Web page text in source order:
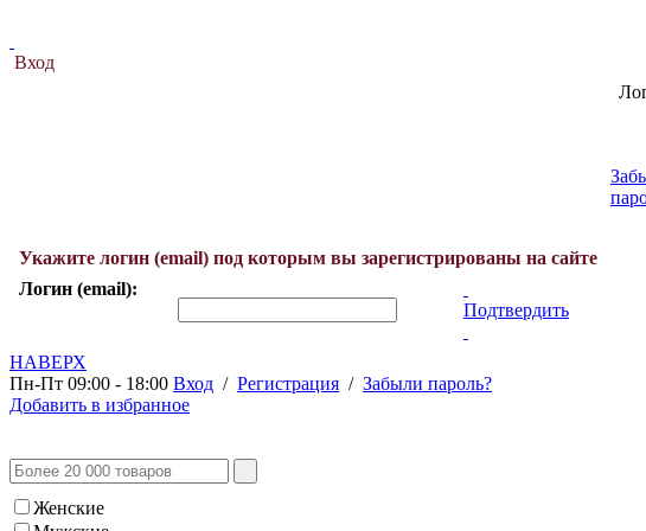
Вход
Укажите логин (email) под которым вы зарегистрированы на сайте
Логин (email):
Подтвердить
НАВЕРХ
Пн-Пт 09:00 - 18:00 Вход / Регистрация / Забыли пароль?
Добавить в избранное
Женские